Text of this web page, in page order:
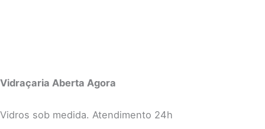
Vidraçaria Aberta Agora
Vidros sob medida. Atendimento 24h